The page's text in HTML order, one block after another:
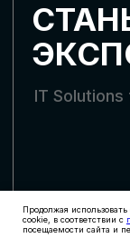
Продолжая
cookie, в соответствии с
посещаемости сайта и